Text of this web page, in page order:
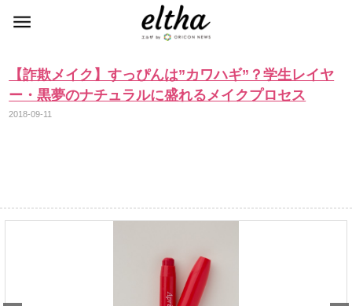
【詐欺メイク】すっぴんは”カワハギ”？学生レイヤ
ー・黒夢のナチュラルに盛れるメイクプロセス
2018-09-11